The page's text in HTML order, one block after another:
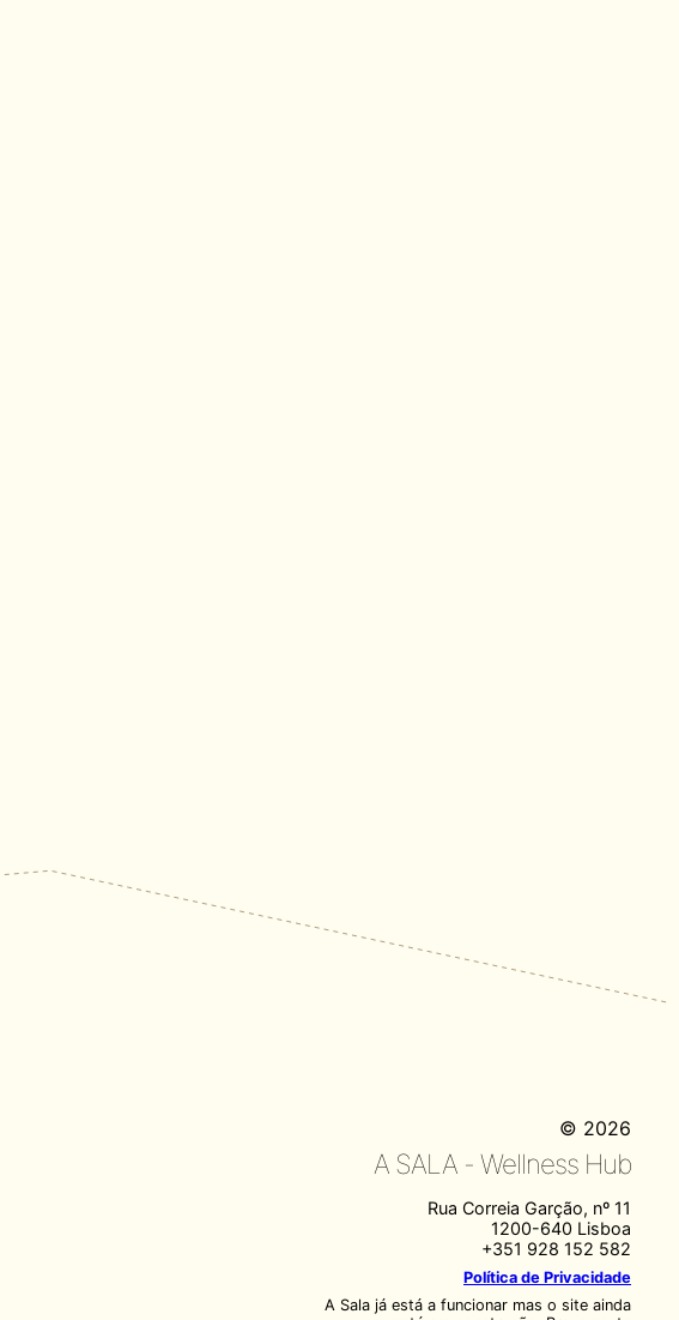
© 2026
A SALA - Wellness Hub
Rua Correia Garção, nº 11
1200-640 Lisboa
+351 928 152 582
Política de Privacidade
A Sala já está a funcionar mas o site ainda